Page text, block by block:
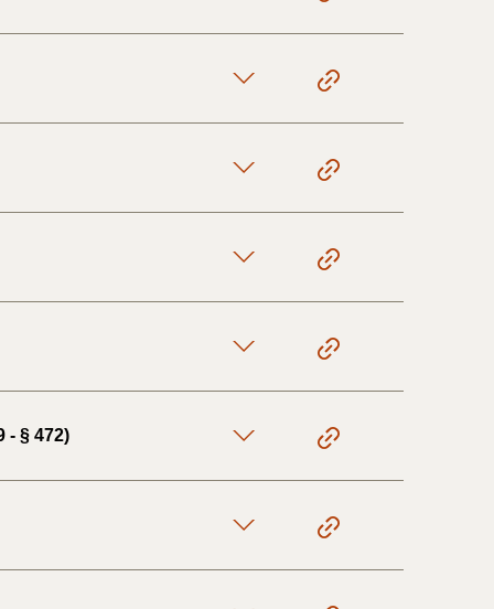
- § 472)